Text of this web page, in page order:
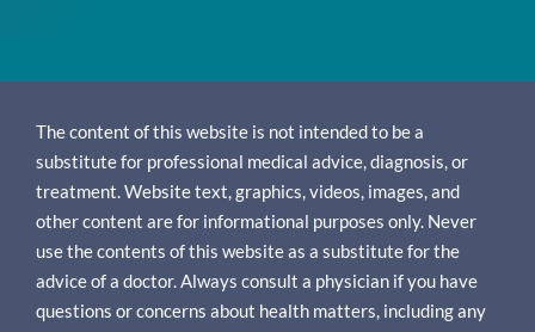
The content of this website is not intended to be a
substitute for professional medical advice, diagnosis, or
treatment. Website text, graphics, videos, images, and
other content are for informational purposes only. Never
use the contents of this website as a substitute for the
advice of a doctor. Always consult a physician if you have
questions or concerns about health matters, including any